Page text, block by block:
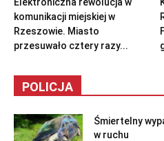
komunikacji miejskiej w
Rzeszowie. Miasto
przesuwało cztery razy...
POLICJA
Śmiertelny
w ruchu